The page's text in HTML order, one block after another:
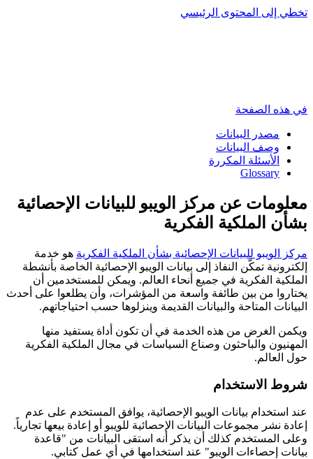
تخطي إلى المحتوى الرئيسي
في هذه الصفحة
مصدر البيانات
وصف البيانات
الأسئلة المكررة
Glossary
معلومات عن مركز الويبو للبيانات الإحصائية
بشأن الملكية الفكرية
مركز الويبو للبيانات الإحصائية بشأن الملكية الفكرية هو خدمة
إلكترونية تمكّن النفاذ إلى بيانات الويبو الإحصائية الخاصة بأنشطة
الملكية الفكرية في جميع أنحاء العالم. ويمكن للمستخدمين أن
يختاروا من بين طائفة واسعة من المؤشرات، وأن يطلعوا على أحدث
البيانات المتاحة والبيانات القديمة وينزلوها حسب احتياجاتهم.
ويكمن الغرض من هذه الخدمة في أن تكون أداة يستفيد منها
المهنيون والباحثون وصناع السياسات في مجال الملكية الفكرية
حول العالم.
شروط الاستخدام
عند استخدام بيانات الويبو الإحصائية، يوافق المستخدم على عدم
إعادة نشر مجموعات البيانات الإحصائية للويبو أو إعادة بيعها تجارياً.
وعلى المستخدم كذلك أن يذكر أنه استقى البيانات من "قاعدة
بيانات إحصاءات الويبو" عند استخدامها في أي عمل كتابي.